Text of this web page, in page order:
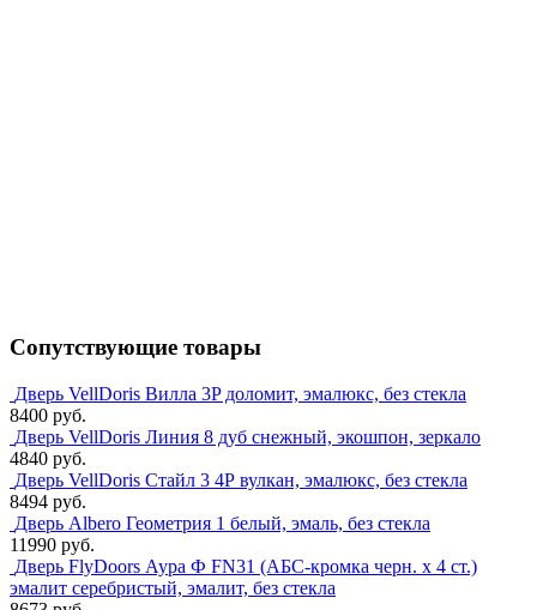
Сопутствующие товары
Дверь VellDoris Вилла 3P доломит, эмалюкс, без стекла
8400 руб.
Дверь VellDoris Линия 8 дуб снежный, экошпон, зеркало
4840 руб.
Дверь VellDoris Стайл 3 4Р вулкан, эмалюкс, без стекла
8494 руб.
Дверь Albero Геометрия 1 белый, эмаль, без стекла
11990 руб.
Дверь FlyDoors Аура Ф FN31 (АБС-кромка черн. х 4 ст.)
эмалит серебристый, эмалит, без стекла